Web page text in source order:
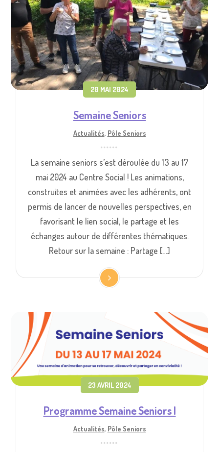
20 MAI 2024
Semaine Seniors
Actualités, Pôle Seniors
La semaine seniors s’est déroulée du 13 au 17
mai 2024 au Centre Social ! Les animations,
construites et animées avec les adhérents, ont
permis de lancer de nouvelles perspectives, en
favorisant le lien social, le partage et les
échanges autour de différentes thématiques.
Retour sur la semaine : Partage […]
23 AVRIL 2024
Programme Semaine Seniors |
Actualités, Pôle Seniors